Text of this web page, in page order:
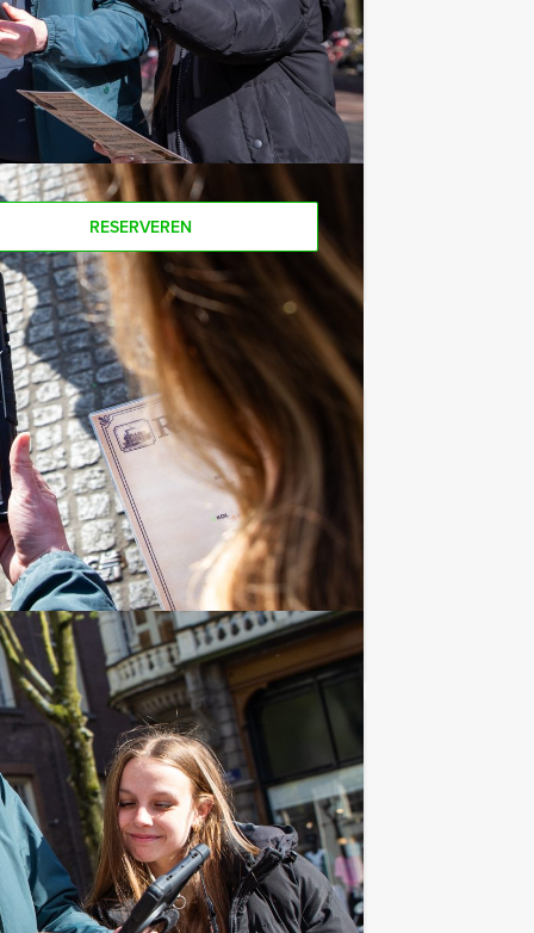
tijdstip!
voor dit arrangement? Als jullie
jullie ook gewoon voor minder
RESERVEREN
Vanaf€ 27,50p.p. excl. BTW
Speel deze virtuele game met
Favoriet
Vanaf€ 24,50p.p. excl. BTW
eenvoudiger dan het is. Bent u slim